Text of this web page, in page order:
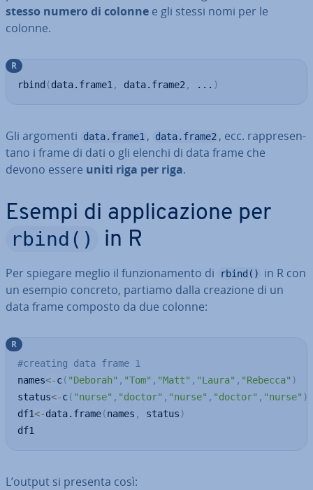
stesso numero di colonne e gli stessi nomi per le
colonne.
rbind (data.frame1 , data.frame2 , ... )
R
Gli argomenti data.frame1 , data.frame2 , ecc. rap­pre­sen­
ta­no i frame di dati o gli elenchi di data frame che
devono essere uniti riga per riga.
Esempi di ap­pli­ca­zio­ne per
rbind() in R
Per spiegare meglio il fun­zio­na­men­to di rbind()
in R con
un esempio concreto, partiamo dalla creazione di un
data frame composto da due colonne:
#creating data frame 1
names<-c( "Deborah" , "Tom" , "Matt" , "Laura" , "Rebecca" )
status<-c( "nurse" , "doctor" , "nurse" , "doctor" , "nurse" )
df1<-data.frame(names , status )
df1
R
L’output si presenta così: